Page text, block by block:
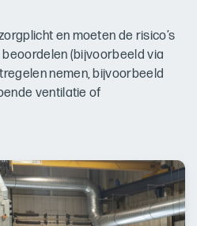
en moeten de risico’s
(bijvoorbeeld via
nemen, bijvoorbeeld
ventilatie of